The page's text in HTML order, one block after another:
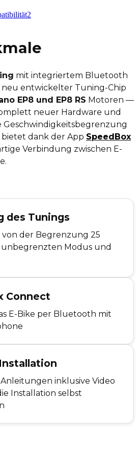
2
mit integriertem Bluetooth
entwickelter Tuning-Chip
EP8 und EP8 RS Motoren —
neuer Hardware und
Geschwindigkeitsbegrenzung
dank der App SpeedBox
Verbindung zwischen E-
des Tunings
der Begrenzung 25
unbegrenzten Modus und
Connect
E-Bike per Bluetooth mit
inklusive Video
Installation selbst